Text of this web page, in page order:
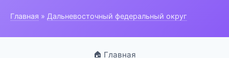
Главная » Дальневосточный федеральный округ
🏠 Главная